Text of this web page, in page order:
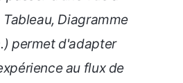
Diagramme
permet d'adapter
au flux de